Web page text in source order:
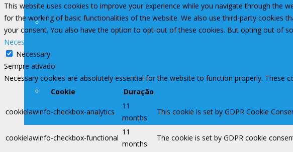
Avisos
Contato Imprensa
This website uses cookies to improve your experience while you navigate through the
for the working of basic functionalities of the website. We also use third-party cookies
your consent. You also have the option to opt-out of these cookies. But opting out of
Necessary
Necessary
Sempre ativado
Necessary cookies are absolutely essential for the website to function properly.
Cookie
Duração
cookielawinfo-checkbox-analytics
11
months
This cookie is set by GDPR Cookie
cookielawinfo-checkbox-functional
11
months
The cookie is set by GDPR cookie